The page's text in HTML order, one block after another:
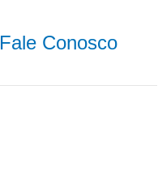
Fale Conosco